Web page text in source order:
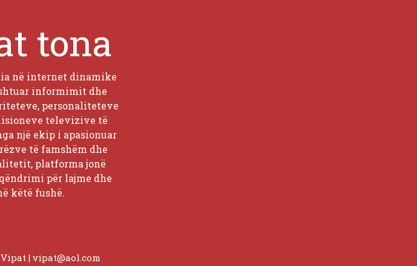
tona
në internet dinamike
informimit dhe
personaliteteve
televizive të
një ekip i apasionuar
të famshëm dhe
platforma jonë
për lajme dhe
këtë fushë.
| vipat@aol.com